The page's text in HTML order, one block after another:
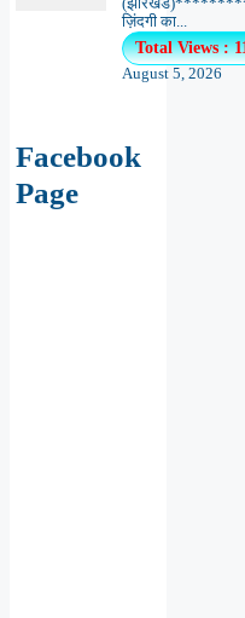
ज़िंदगी का...
Total Views :
August 5, 2026
Facebook
Page